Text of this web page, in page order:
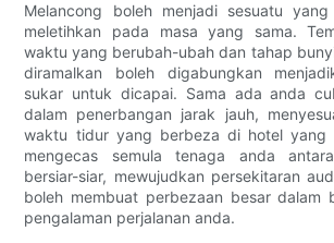
Melancong boleh menjadi sesuatu
meletihkan pada masa yang sama.
waktu yang berubah-ubah dan tahap
diramalkan boleh digabungkan
sukar untuk dicapai. Sama ada anda
dalam penerbangan jarak jauh,
waktu tidur yang berbeza di hotel yang
mengecas semula tenaga anda
bersiar-siar, mewujudkan persekitaran
boleh membuat perbezaan besar dalam
pengalaman perjalanan anda.